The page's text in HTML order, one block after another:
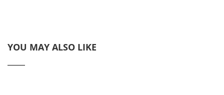
YOU MAY ALSO LIKE